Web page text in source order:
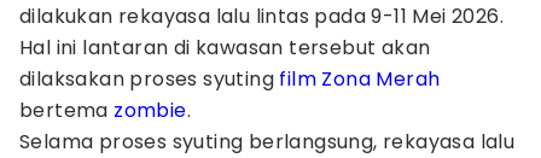
dilakukan rekayasa lalu lintas pada 9-11 Mei 2026.
Hal ini lantaran di kawasan tersebut akan
dilaksakan proses syuting film Zona Merah
bertema zombie.
Selama proses syuting berlangsung, rekayasa lalu